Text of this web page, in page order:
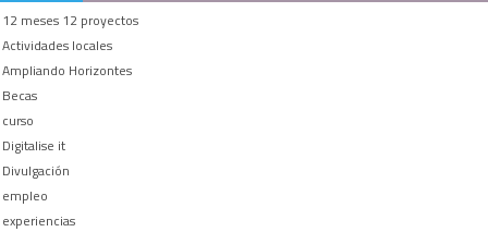
12 meses 12 proyectos
Actividades locales
Ampliando Horizontes
Becas
curso
Digitalise it
Divulgación
empleo
experiencias